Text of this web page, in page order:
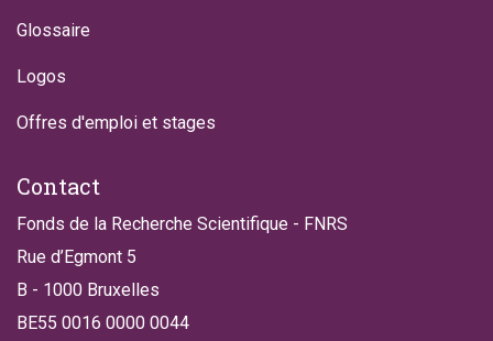
Glossaire
Logos
Offres d'emploi et stages
Contact
Fonds de la Recherche Scientifique - FNRS
Rue d’Egmont 5
B - 1000 Bruxelles
BE55 0016 0000 0044